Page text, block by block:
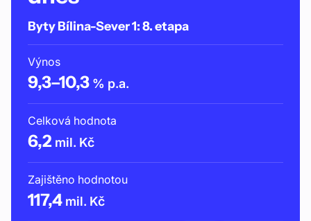
Byty Bílina-Sever 1: 8. etapa
Výnos
9,3–10,3 % p.a.
Celková hodnota
6,2 mil. Kč
Zajištěno hodnotou
117,4 mil. Kč